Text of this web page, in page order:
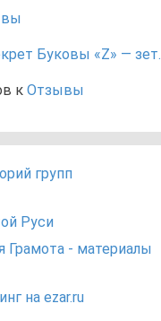
Буковы «Z» — зет.
к Отзывы
групп
Руси
Грамота - материалы
на ezar.ru